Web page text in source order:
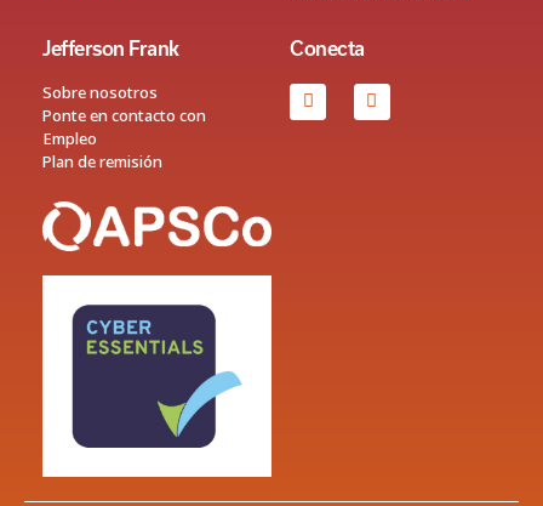
Jefferson Frank
Sobre nosotros
Ponte en contacto con
Empleo
Plan de remisión
Conecta